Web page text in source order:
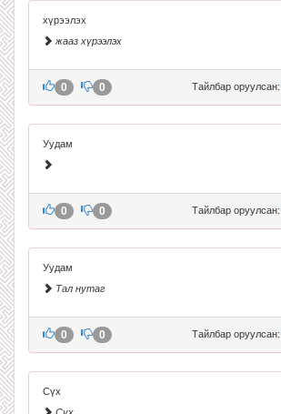
хүрээлэх
жааз хүрээлэх
Тайлбар оруулсан:
0 0
Уудам
Тайлбар оруулсан:
0 0
Уудам
Тал нутаг
Тайлбар оруулсан:
0 0
Сүх